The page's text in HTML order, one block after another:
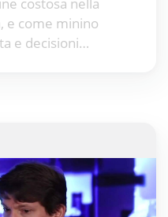
e come minino
e decisioni